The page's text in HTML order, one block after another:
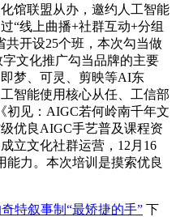
馆联盟从办，邀约人工智能
“线上曲播+社群互动+分组
共开设25个班，本次勾当做
字文化推广勾当品牌的主要
梦、可灵、剪映等AI东
智能使用核心从任、工信部
初见：AIGC若何岭南千年文
优良AIGC手艺普及课程资
立文化社群运营，12月16
能力。本次培训是摸索优良
特叙事制“最矫捷的手” 下